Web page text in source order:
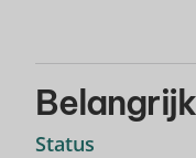
Status